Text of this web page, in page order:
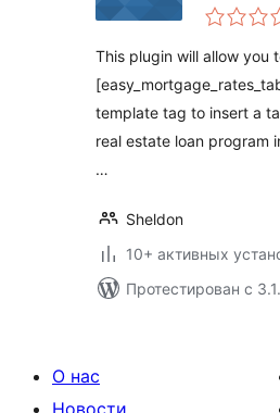
This plugin will allow you
template tag to insert a
real estate loan program
…
Sheldon
10+ активных
Протестирован с
О нас
Новости